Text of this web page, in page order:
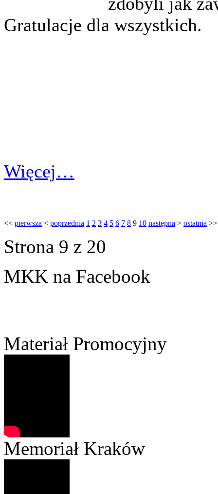
Gratulacje dla wszystkich.
Więcej…
<< pierwsza < poprzednia 1 2 3 4 5 6 7 8 9 10 następna > ostatnia >>
Strona 9 z 20
MKK na Facebook
Materiał Promocyjny
Memoriał Kraków